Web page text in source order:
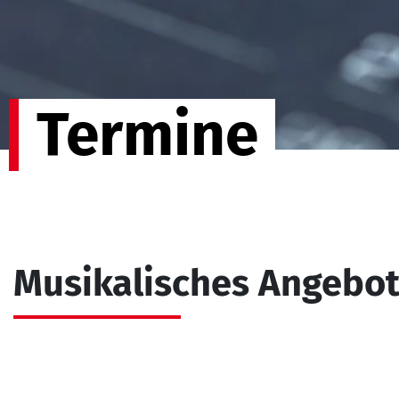
Termine
Musikalisches Angebot